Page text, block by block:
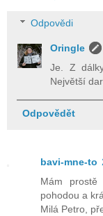
Odpovědi
Oringle
Je. Z
Největší
Odpovědět
bavi-mne-to
Mám
pohodou a
Milá Petro,